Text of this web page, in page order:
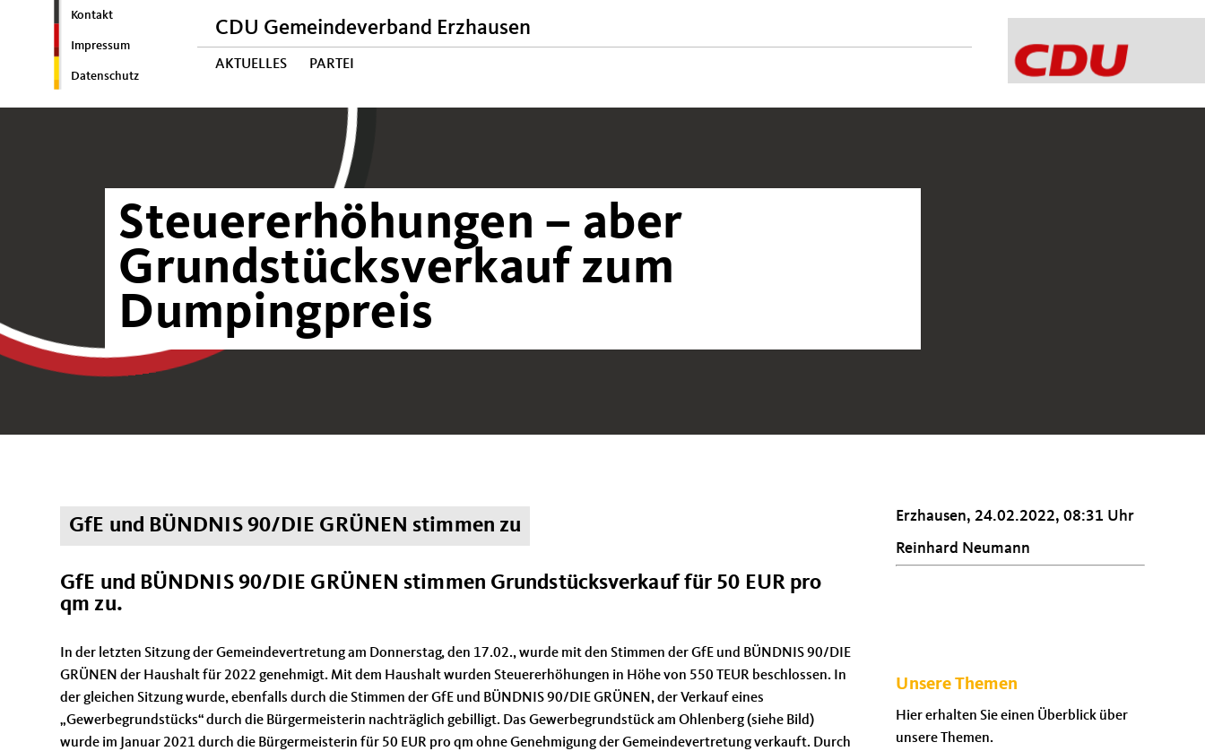
Kontakt
Impressum
Datenschutz
CDU Gemeindeverband Erzhausen
AKTUELLES PARTEI
Steuererhöhungen – aber
Grundstücksverkauf zum
Dumpingpreis
GfE und BÜNDNIS 90/DIE GRÜNEN stimmen zu
GfE und BÜNDNIS 90/DIE GRÜNEN stimmen Grundstücksverkauf für 50 EUR pro
qm zu.
In der letzten Sitzung der Gemeindevertretung am Donnerstag, den 17.02., wurde mit den Stimmen der GfE und BÜNDNIS 90/DIE
GRÜNEN der Haushalt für 2022 genehmigt. Mit dem Haushalt wurden Steuererhöhungen in Höhe von 550 TEUR beschlossen. In
der gleichen Sitzung wurde, ebenfalls durch die Stimmen der GfE und BÜNDNIS 90/DIE GRÜNEN, der Verkauf eines
Gewerbegrundstücks“ durch die Bürgermeisterin nachträglich gebilligt. Das Gewerbegrundstück am Ohlenberg (siehe Bild)
wurde im Januar 2021 durch die Bürgermeisterin für 50 EUR pro qm ohne Genehmigung der Gemeindevertretung verkauft. Durch
Erzhausen, 24.02.2022, 08:31 Uhr
Reinhard Neumann
Unsere Themen
Hier erhalten Sie einen Überblick über
unsere Themen.